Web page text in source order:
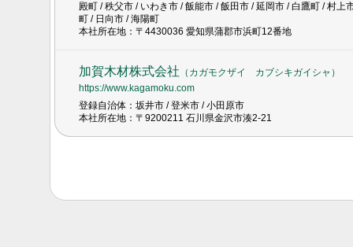
殿町 / 秩父市 / いわき市 / 飯能市 / 飯田市 / 延岡市 / 白鷹町 / 村
町 / 日向市 / 海陽町
本社所在地：〒4430036 愛知県蒲郡市浜町12番地
加賀木材株式会社 （ カガモクザイ カブシキガイシャ ）
https://www.kagamoku.com
登録自治体：坂井市 / 登米市 / 小田原市
本社所在地：〒9200211 石川県金沢市湊2-21